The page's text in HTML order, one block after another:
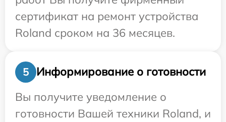
сертификат на ремонт устройства
Roland сроком на 36 месяцев.
5
Информирование о готовности
Вы получите уведомление о
готовности Вашей техники Roland, и